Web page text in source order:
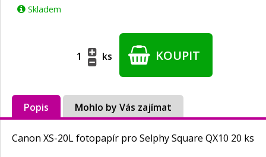
Skladem
ks KOUPIT
Popis Mohlo by Vás zajímat
Canon XS-20L fotopapír pro Selphy Square QX10 20 ks